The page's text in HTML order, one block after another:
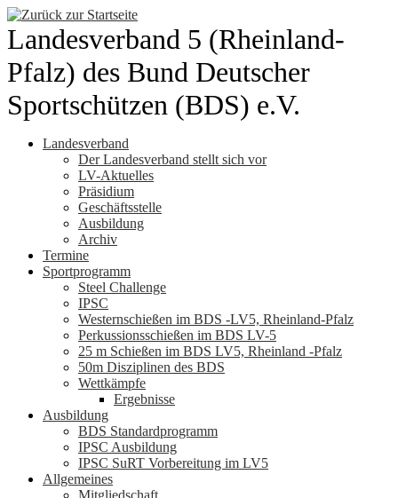
Zum
Inhalt
springen
Landesverband 5 (Rheinland-
Pfalz) des Bund Deutscher
Sportschützen (BDS) e.V.
Landesverband
Der Landesverband stellt sich vor
LV-Aktuelles
Präsidium
Geschäftsstelle
Ausbildung
Archiv
Termine
Sportprogramm
Steel Challenge
IPSC
Westernschießen im BDS -LV5, Rheinland-Pfalz
Perkussionsschießen im BDS LV-5
25 m Schießen im BDS LV5, Rheinland -Pfalz
50m Disziplinen des BDS
Wettkämpfe
Ergebnisse
Ausbildung
BDS Standardprogramm
IPSC Ausbildung
IPSC SuRT Vorbereitung im LV5
Allgemeines
Mitgliedschaft